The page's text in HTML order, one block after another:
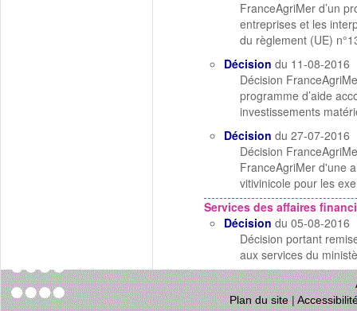
FranceAgriMer d’un
entreprises et les
du règlement (UE)
Décision du 11-08-2016
Décision
programme d’aide
investissements
Décision du 27-07-2016
Décision
FranceAgriMer d'une
vitivinicole pour les
Services des affaires
Décision du 05-08-2016
Décision portant
aux services du
Plan du site|